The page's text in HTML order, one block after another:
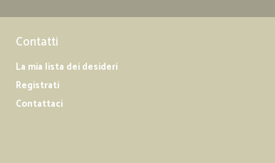
Contatti
La mia lista dei desideri
Registrati
Contattaci